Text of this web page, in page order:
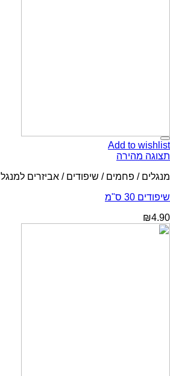
Add to wishlist
תצוגה מהירה
מנגלים / פחמים / שיפודים / אביזרים למנגל
שיפודים 30 ס"מ
₪4.90